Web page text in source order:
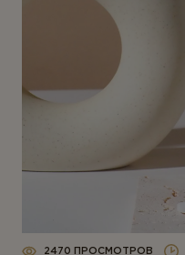
2470 ПРОСМОТРОВ